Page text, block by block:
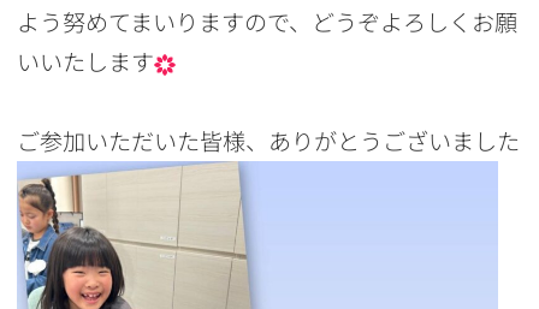
よう努めてまいりますので、どうぞよろしくお願
いいたします
ご参加いただいた皆様、ありがとうございました